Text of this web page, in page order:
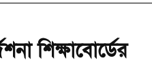
শিক্ষাবোর্ডের